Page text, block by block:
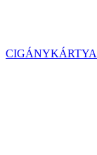
CIGÁNYKÁRTYA